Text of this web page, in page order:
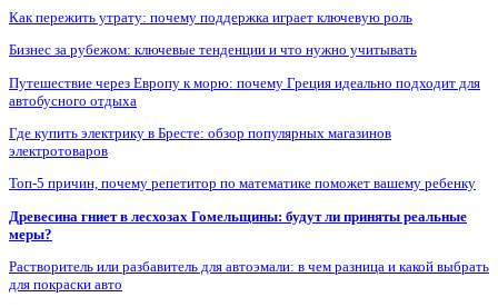
Как пережить утрату: почему поддержка играет ключевую роль
Бизнес за рубежом: ключевые тенденции и что нужно учитывать
Путешествие через Европу к морю: почему Греция идеально подходит для
автобусного отдыха
Где купить электрику в Бресте: обзор популярных магазинов
электротоваров
Топ-5 причин, почему репетитор по математике поможет вашему ребенку
Древесина гниет в лесхозах Гомельщины: будут ли приняты реальные
меры?
Растворитель или разбавитель для автоэмали: в чем разница и какой выбрать
для покраски авто